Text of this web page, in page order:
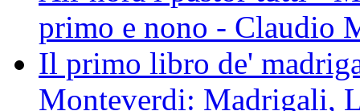
primo e nono - Claudio
Il primo libro de'
Monteverdi: Madrigali,